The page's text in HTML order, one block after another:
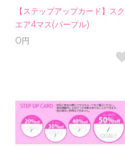
【ステップアップカード】スク
エア4マス(パープル)
0円